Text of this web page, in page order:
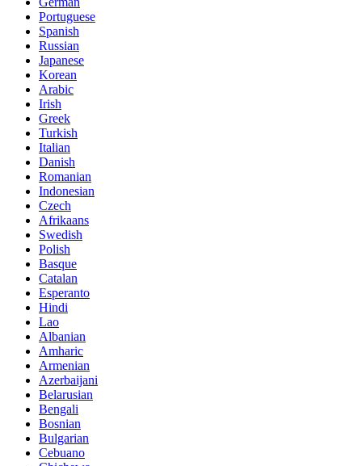
Portuguese
Spanish
Russian
Japanese
Korean
Arabic
Irish
Greek
Turkish
Italian
Danish
Romanian
Indonesian
Czech
Afrikaans
Swedish
Polish
Basque
Catalan
Esperanto
Hindi
Lao
Albanian
Amharic
Armenian
Azerbaijani
Belarusian
Bengali
Bosnian
Bulgarian
Cebuano